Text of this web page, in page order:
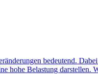
bedeutend.
hohe Belastung darstellen.